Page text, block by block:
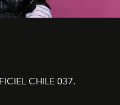
CHILE 037.